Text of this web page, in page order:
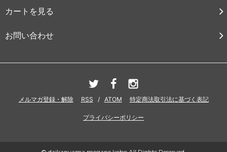
カートを見る
お問い合わせ
メルマガ登録・解除 RSS / ATOM 特定商法取引法に基づく表記
プライバシーポリシー